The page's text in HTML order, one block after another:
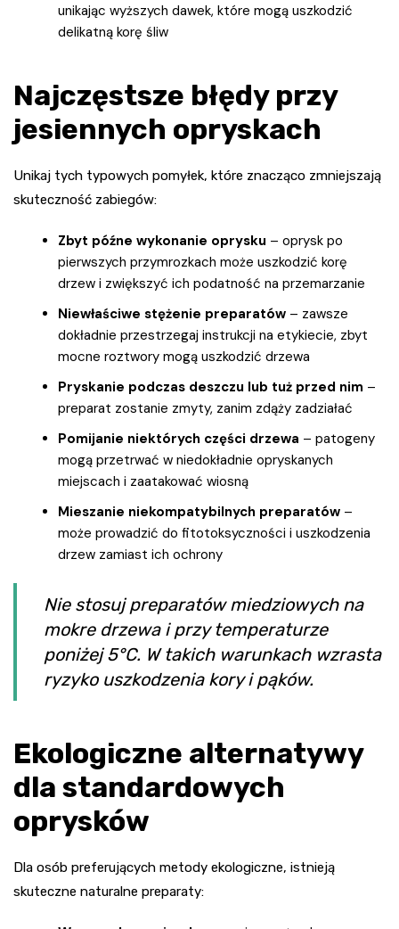
unikając wyższych dawek, które mogą uszkodzić
delikatną korę śliw
Najczęstsze błędy przy
jesiennych opryskach
Unikaj tych typowych pomyłek, które znacząco zmniejszają
skuteczność zabiegów:
Zbyt późne wykonanie oprysku – oprysk po
pierwszych przymrozkach może uszkodzić korę
drzew i zwiększyć ich podatność na przemarzanie
Niewłaściwe stężenie preparatów – zawsze
dokładnie przestrzegaj instrukcji na etykiecie, zbyt
mocne roztwory mogą uszkodzić drzewa
Pryskanie podczas deszczu lub tuż przed nim –
preparat zostanie zmyty, zanim zdąży zadziałać
Pomijanie niektórych części drzewa – patogeny
mogą przetrwać w niedokładnie opryskanych
miejscach i zaatakować wiosną
Mieszanie niekompatybilnych preparatów –
może prowadzić do fitotoksyczności i uszkodzenia
drzew zamiast ich ochrony
Nie stosuj preparatów miedziowych na
mokre drzewa i przy temperaturze
poniżej 5°C. W takich warunkach wzrasta
ryzyko uszkodzenia kory i pąków.
Ekologiczne alternatywy
dla standardowych
oprysków
Dla osób preferujących metody ekologiczne, istnieją
skuteczne naturalne preparaty: